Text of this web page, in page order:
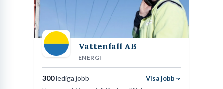
Vattenfall AB
ENERGI
300lediga jobb
Visa jobb